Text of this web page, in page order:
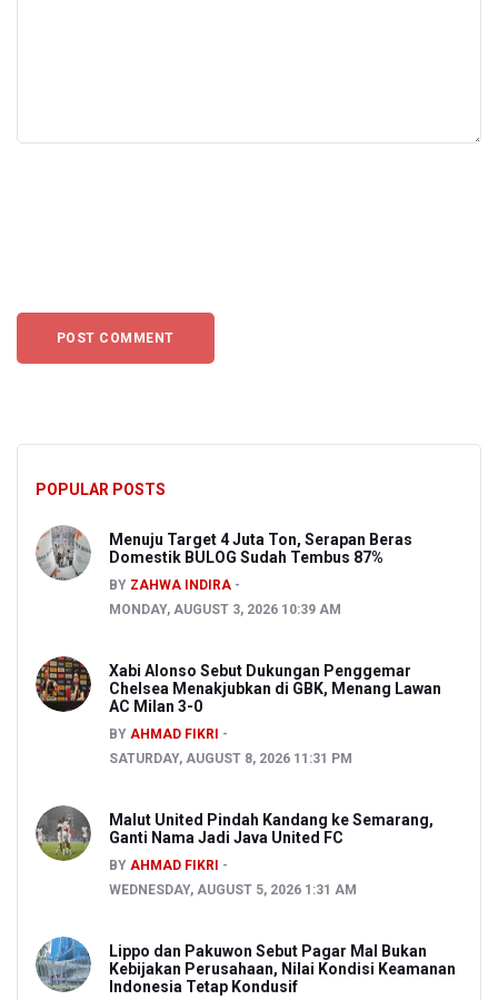
POPULAR POSTS
Menuju Target 4 Juta Ton, Serapan Beras
Domestik BULOG Sudah Tembus 87%
BY ZAHWA INDIRA
MONDAY, AUGUST 3, 2026 10:39 AM
Xabi Alonso Sebut Dukungan Penggemar
Chelsea Menakjubkan di GBK, Menang Lawan
AC Milan 3-0
BY AHMAD FIKRI
SATURDAY, AUGUST 8, 2026 11:31 PM
Malut United Pindah Kandang ke Semarang,
Ganti Nama Jadi Java United FC
BY AHMAD FIKRI
WEDNESDAY, AUGUST 5, 2026 1:31 AM
Lippo dan Pakuwon Sebut Pagar Mal Bukan
Kebijakan Perusahaan, Nilai Kondisi Keamanan
Indonesia Tetap Kondusif